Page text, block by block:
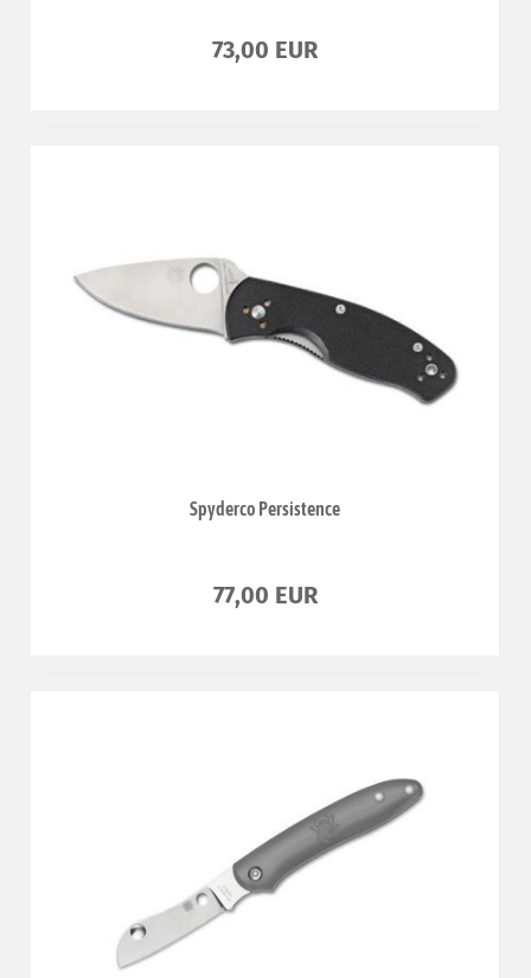
73,00 EUR
Spyderco Persistence
77,00 EUR